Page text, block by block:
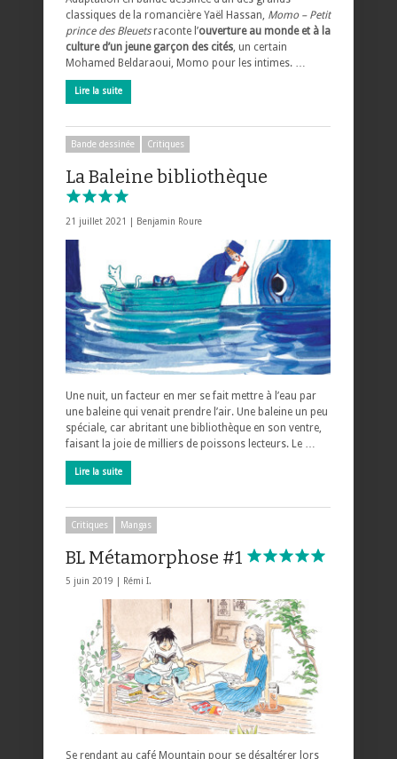
classiques de la romancière Yaël Hassan, Momo – Petit
prince des Bleuetsraconte l’ouverture au monde et à la
culture d’un jeune garçon des cités, un certain
Mohamed Beldaraoui, Momo pour les intimes. …
Lire la suite
Bande dessinée Critiques
La Baleine bibliothèque
21 juillet 2021 | Benjamin Roure
Une nuit, un facteur en mer se fait mettre à l’eau par
une baleine qui venait prendre l’air. Une baleine un peu
spéciale, car abritant une bibliothèque en son ventre,
faisant la joie de milliers de poissons lecteurs. Le …
Lire la suite
Critiques Mangas
BL Métamorphose #1
5 juin 2019 | Rémi I.
Se rendant au café Mountain pour se désaltérer lors